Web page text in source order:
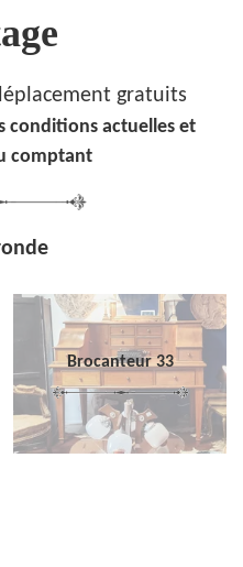
gratuits
conditions actuelles et
comptant
Brocanteur 33